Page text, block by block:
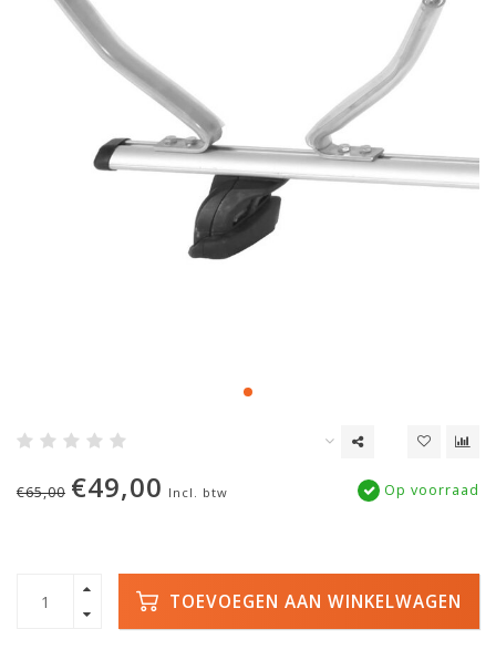
€65,00 €49,00 Incl. btw Op voorraad
TOEVOEGEN AAN WINKELWAGEN